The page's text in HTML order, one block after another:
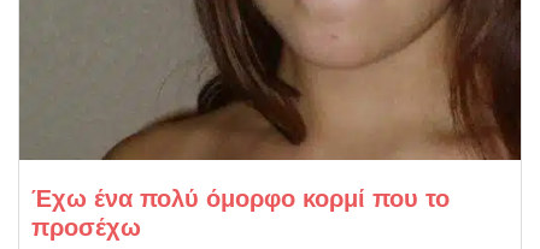
Έχω ένα πολύ όμορφο κορμί που το
προσέχω